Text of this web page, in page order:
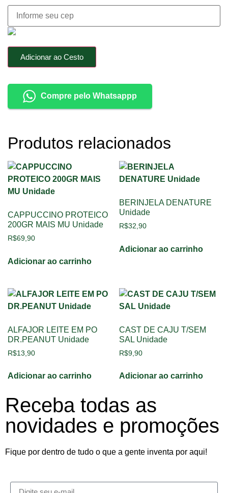
Adicionar ao Cesto
Compre pelo Whatsappp
Produtos relacionados
CAPPUCCINO PROTEICO
200GR MAIS MU Unidade
R$69,90
Adicionar ao carrinho
BERINJELA DENATURE
Unidade
R$32,90
Adicionar ao carrinho
ALFAJOR LEITE EM PO
DR.PEANUT Unidade
R$13,90
Adicionar ao carrinho
CAST DE CAJU T/SEM
SAL Unidade
R$9,90
Adicionar ao carrinho
Receba todas as
novidades e promoções
Fique por dentro de tudo o que a gente inventa por aqui!